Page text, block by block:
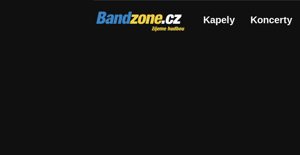
Bandzone.cz
žijeme hudbou Kapely Koncerty